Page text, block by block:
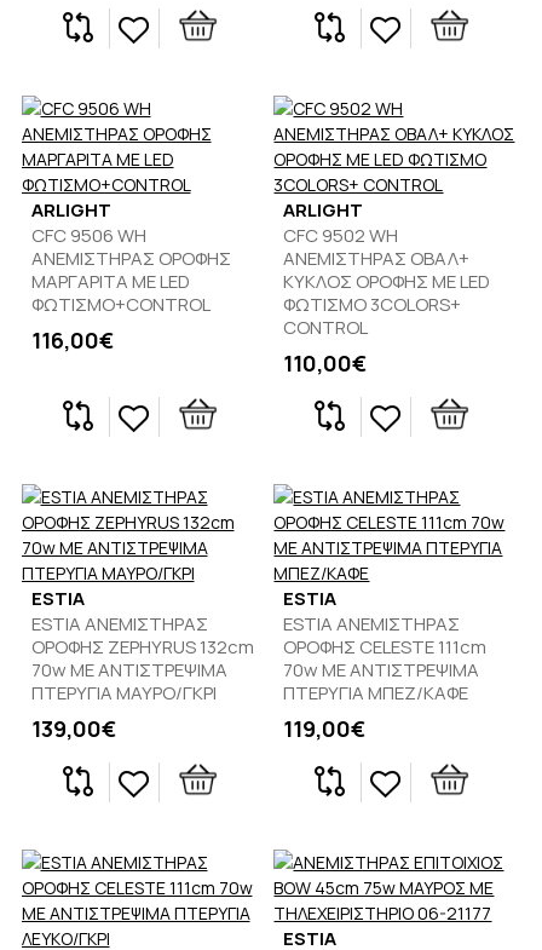
ARLIGHT
CFC 9506 WΗ
ΑΝΕΜΙΣΤΗΡΑΣ ΟΡΟΦΗΣ
ΜΑΡΓΑΡΙΤΑ ΜΕ LED
ΦΩΤΙΣΜΟ+CONTROL
116,00€
ARLIGHT
CFC 9502 WΗ
ΑΝΕΜΙΣΤΗΡΑΣ ΟΒΑΛ+
ΚΥΚΛΟΣ ΟΡΟΦΗΣ ΜΕ LED
ΦΩΤΙΣΜΟ 3COLORS+
CONTROL
110,00€
ESTIA
ESTIA ΑΝΕΜΙΣΤΗΡΑΣ
ΟΡΟΦΗΣ ZEPHYRUS 132cm
70w ΜΕ ΑΝΤΙΣΤΡΕΨΙΜΑ
ΠΤΕΡΥΓΙΑ ΜΑΥΡΟ/ΓΚΡΙ
139,00€
ESTIA
ESTIA ΑΝΕΜΙΣΤΗΡΑΣ
ΟΡΟΦΗΣ CELESTE 111cm
70w ΜΕ ΑΝΤΙΣΤΡΕΨΙΜΑ
ΠΤΕΡΥΓΙΑ ΜΠΕΖ/ΚΑΦΕ
119,00€
ESTIA